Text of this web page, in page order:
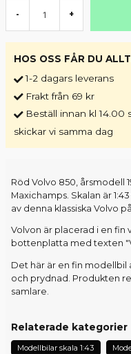
- +
HOS OSS FÅR DU
1-2 dagars leverans
Frakt från 69 kr
Beställ innan kl 14.00
skickar vi samma dag
Röd Volvo 850, årsmodell
Maxichamps. Skalan är
av denna klassiska Volvo på
Volvon är placerad i en fin
bottenplatta med texten
Det här är en fin modellbil
och prydnad. Produkten
samlare.
Relaterade kategorier
Modellbilar skala 1:43